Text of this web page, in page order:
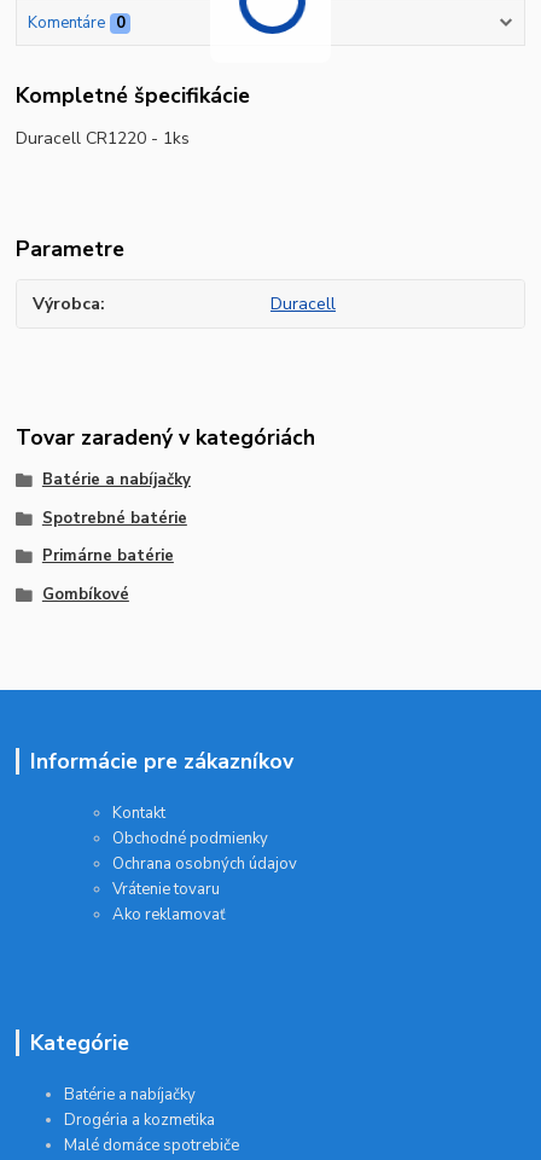
Komentáre 0
Kompletné špecifikácie
Duracell CR1220 - 1ks
Parametre
Výrobca Duracell
Tovar zaradený v kategóriách
Batérie a nabíjačky
Spotrebné batérie
Primárne batérie
Gombíkové
Informácie pre zákazníkov
Kontakt
Obchodné podmienky
Ochrana osobných údajov
Vrátenie tovaru
Ako reklamovať
Kategórie
Batérie a nabíjačky
Drogéria a kozmetika
Malé domáce spotrebiče